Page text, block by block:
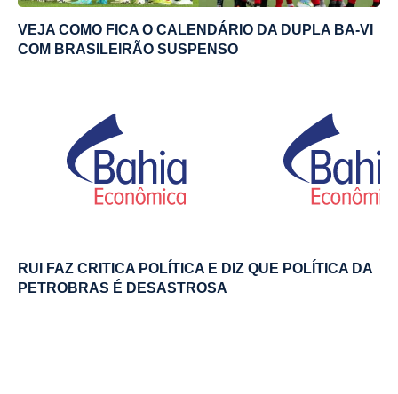
VEJA COMO FICA O CALENDÁRIO DA DUPLA BA-VI
COM BRASILEIRÃO SUSPENSO
RUI FAZ CRITICA POLÍTICA E DIZ QUE POLÍTICA DA
PETROBRAS É DESASTROSA